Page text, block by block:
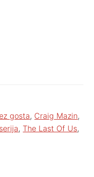
gosta, Craig Mazin,
serija,The Last Of Us,